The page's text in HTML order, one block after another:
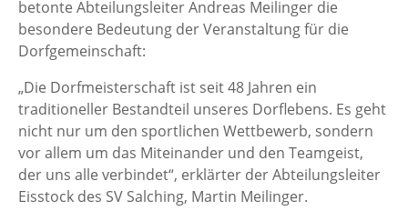
betonte Abteilungsleiter Andreas Meilinger die
besondere Bedeutung der Veranstaltung für die
Dorfgemeinschaft:
„Die Dorfmeisterschaft ist seit 48 Jahren ein
traditioneller Bestandteil unseres Dorflebens. Es geht
nicht nur um den sportlichen Wettbewerb, sondern
vor allem um das Miteinander und den Teamgeist,
der uns alle verbindet“, erklärter der Abteilungsleiter
Eisstock des SV Salching, Martin Meilinger.